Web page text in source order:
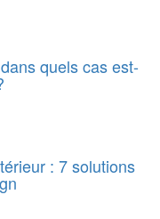
quels cas est-
: 7 solutions